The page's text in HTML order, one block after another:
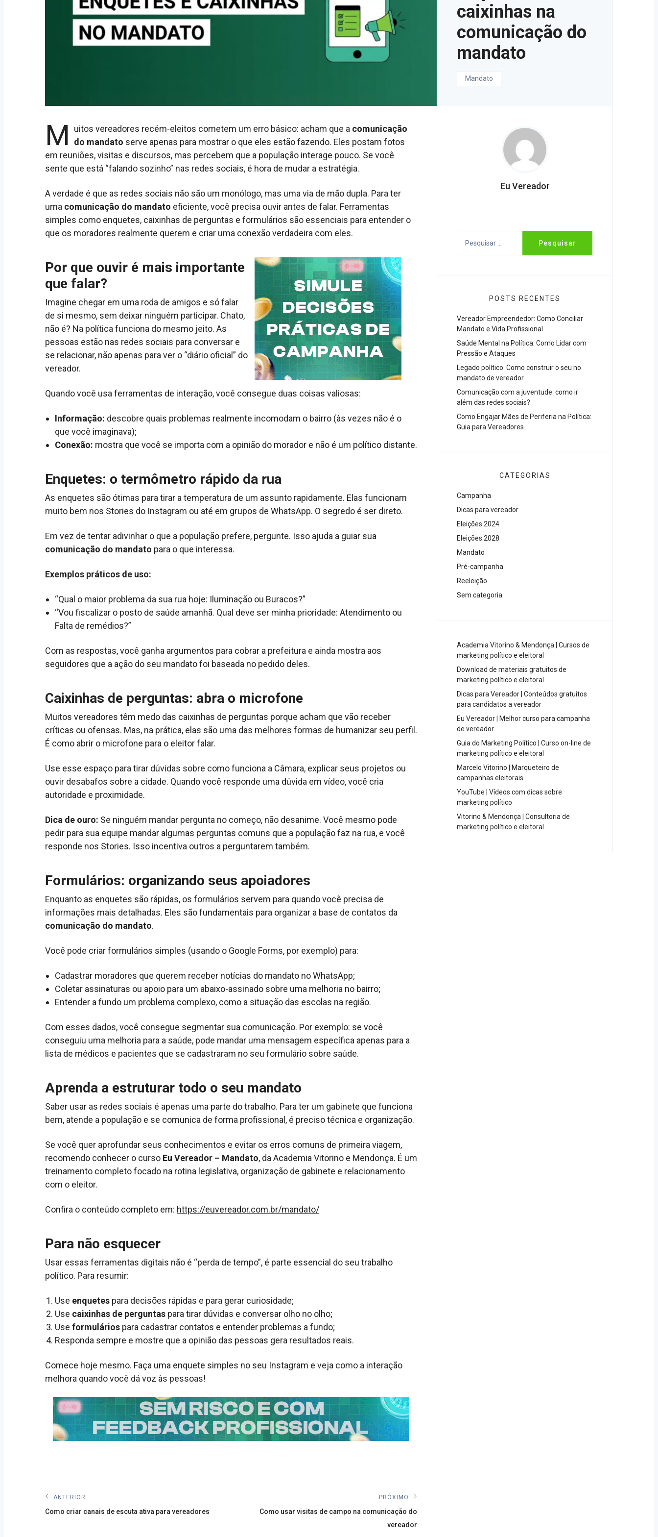
caixinhas na
comunicação do
mandato
Mandato
M uitos vereadores recém-eleitos cometem um erro básico: acham que a comunicação
do mandato serve apenas para mostrar o que eles estão fazendo. Eles postam fotos
em reuniões, visitas e discursos, mas percebem que a população interage pouco. Se você
sente que está “falando sozinho” nas redes sociais, é hora de mudar a estratégia.
A verdade é que as redes sociais não são um monólogo, mas uma via de mão dupla. Para ter
uma comunicação do mandato eficiente, você precisa ouvir antes de falar. Ferramentas
simples como enquetes, caixinhas de perguntas e formulários são essenciais para entender o
que os moradores realmente querem e criar uma conexão verdadeira com eles.
Por que ouvir é mais importante
que falar?
Imagine chegar em uma roda de amigos e só falar
de si mesmo, sem deixar ninguém participar. Chato,
não é? Na política funciona do mesmo jeito. As
pessoas estão nas redes sociais para conversar e
se relacionar, não apenas para ver o “diário oficial” do
vereador.
Quando você usa ferramentas de interação, você consegue duas coisas valiosas:
Informação: descobre quais problemas realmente incomodam o bairro (às vezes não é o
que você imaginava);
Conexão: mostra que você se importa com a opinião do morador e não é um político distante.
Enquetes: o termômetro rápido da rua
As enquetes são ótimas para tirar a temperatura de um assunto rapidamente. Elas funcionam
muito bem nos Stories do Instagram ou até em grupos de WhatsApp. O segredo é ser direto.
Em vez de tentar adivinhar o que a população prefere, pergunte. Isso ajuda a guiar sua
comunicação do mandato para o que interessa.
Exemplos práticos de uso:
“Qual o maior problema da sua rua hoje: Iluminação ou Buracos?”
“Vou fiscalizar o posto de saúde amanhã. Qual deve ser minha prioridade: Atendimento ou
Falta de remédios?”
Com as respostas, você ganha argumentos para cobrar a prefeitura e ainda mostra aos
seguidores que a ação do seu mandato foi baseada no pedido deles.
Caixinhas de perguntas: abra o microfone
Muitos vereadores têm medo das caixinhas de perguntas porque acham que vão receber
críticas ou ofensas. Mas, na prática, elas são uma das melhores formas de humanizar seu perfil.
É como abrir o microfone para o eleitor falar.
Use esse espaço para tirar dúvidas sobre como funciona a Câmara, explicar seus projetos ou
ouvir desabafos sobre a cidade. Quando você responde uma dúvida em vídeo, você cria
autoridade e proximidade.
Dica de ouro: Se ninguém mandar pergunta no começo, não desanime. Você mesmo pode
pedir para sua equipe mandar algumas perguntas comuns que a população faz na rua, e você
responde nos Stories. Isso incentiva outros a perguntarem também.
Formulários: organizando seus apoiadores
Enquanto as enquetes são rápidas, os formulários servem para quando você precisa de
informações mais detalhadas. Eles são fundamentais para organizar a base de contatos da
comunicação do mandato.
Você pode criar formulários simples (usando o Google Forms, por exemplo) para:
Cadastrar moradores que querem receber notícias do mandato no WhatsApp;
Coletar assinaturas ou apoio para um abaixo-assinado sobre uma melhoria no bairro;
Entender a fundo um problema complexo, como a situação das escolas na região.
Com esses dados, você consegue segmentar sua comunicação. Por exemplo: se você
conseguiu uma melhoria para a saúde, pode mandar uma mensagem específica apenas para a
lista de médicos e pacientes que se cadastraram no seu formulário sobre saúde.
Aprenda a estruturar todo o seu mandato
Saber usar as redes sociais é apenas uma parte do trabalho. Para ter um gabinete que funciona
bem, atende a população e se comunica de forma profissional, é preciso técnica e organização.
Se você quer aprofundar seus conhecimentos e evitar os erros comuns de primeira viagem,
recomendo conhecer o curso Eu Vereador – Mandato, da Academia Vitorino e Mendonça. É um
treinamento completo focado na rotina legislativa, organização de gabinete e relacionamento
com o eleitor.
Confira o conteúdo completo em: https://euvereador.com.br/mandato/
Para não esquecer
Usar essas ferramentas digitais não é “perda de tempo”, é parte essencial do seu trabalho
político. Para resumir:
Use enquetes para decisões rápidas e para gerar curiosidade;
Use caixinhas de perguntas para tirar dúvidas e conversar olho no olho;
Use formulários para cadastrar contatos e entender problemas a fundo;
Responda sempre e mostre que a opinião das pessoas gera resultados reais.
Comece hoje mesmo. Faça uma enquete simples no seu Instagram e veja como a interação
melhora quando você dá voz às pessoas!
Navegação
de
ANTERIOR
Post
Como criar canais de escuta ativa para vereadores
PRÓXIMO
Próximo
Como usar visitas de campo na comunicação do
vereador
Eu Vereador
POSTS RECENTES
Vereador Empreendedor: Como Conciliar
Mandato e Vida Profissional
Saúde Mental na Política: Como Lidar com
Pressão e Ataques
Legado político: Como construir o seu no
mandato de vereador
Comunicação com a juventude: como ir
além das redes sociais?
Como Engajar Mães de Periferia na Política:
Guia para Vereadores
CATEGORIAS
Campanha
Dicas para vereador
Eleições 2024
Eleições 2028
Mandato
Pré-campanha
Reeleição
Sem categoria
Academia Vitorino & Mendonça | Cursos de
marketing político e eleitoral
Download de materiais gratuitos de
marketing político e eleitoral
Dicas para Vereador | Conteúdos gratuitos
para candidatos a vereador
Eu Vereador | Melhor curso para campanha
de vereador
Guia do Marketing Político | Curso on-line de
marketing político e eleitoral
Marcelo Vitorino | Marqueteiro de
campanhas eleitorais
YouTube | Vídeos com dicas sobre
marketing político
Vitorino & Mendonça | Consultoria de
marketing político e eleitoral